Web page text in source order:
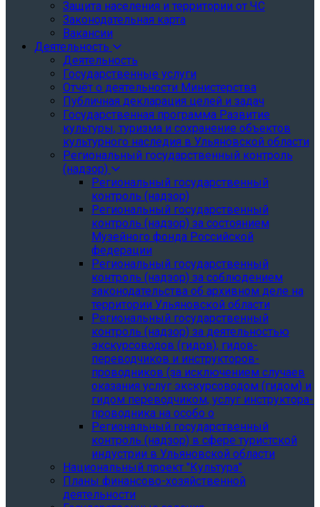
Защита населения и территории от ЧС
Законодательная карта
Вакансии
Деятельность
Деятельность
Государственные услуги
Отчёт о деятельности Министерства
Публичная декларация целей и задач
Государственная программа Развитие
культуры, туризма и сохранение объектов
культурного наследия в Ульяновской области
Региональный государственный контроль
(надзор)
Региональный государственный
контроль (надзор)
Региональный государственный
контроль (надзор) за состоянием
Музейного фонда Российской
федерации
Региональный государственный
контроль (надзор) за соблюдением
законодательства об архивном деле на
территории Ульяновской области
Региональный государственный
контроль (надзор) за деятельностью
экскурсоводов (гидов), гидов-
переводчиков и инструкторов-
проводников (за исключением случаев
оказания услуг экскурсоводом (гидом) и
гидом переводчиком, услуг инструктора-
проводника на особо о
Региональный государственный
контроль (надзор) в сфере туристской
индустрии в Ульяновской области
Национальный проект "Культура"
Планы финансово-хозяйственной
деятельности